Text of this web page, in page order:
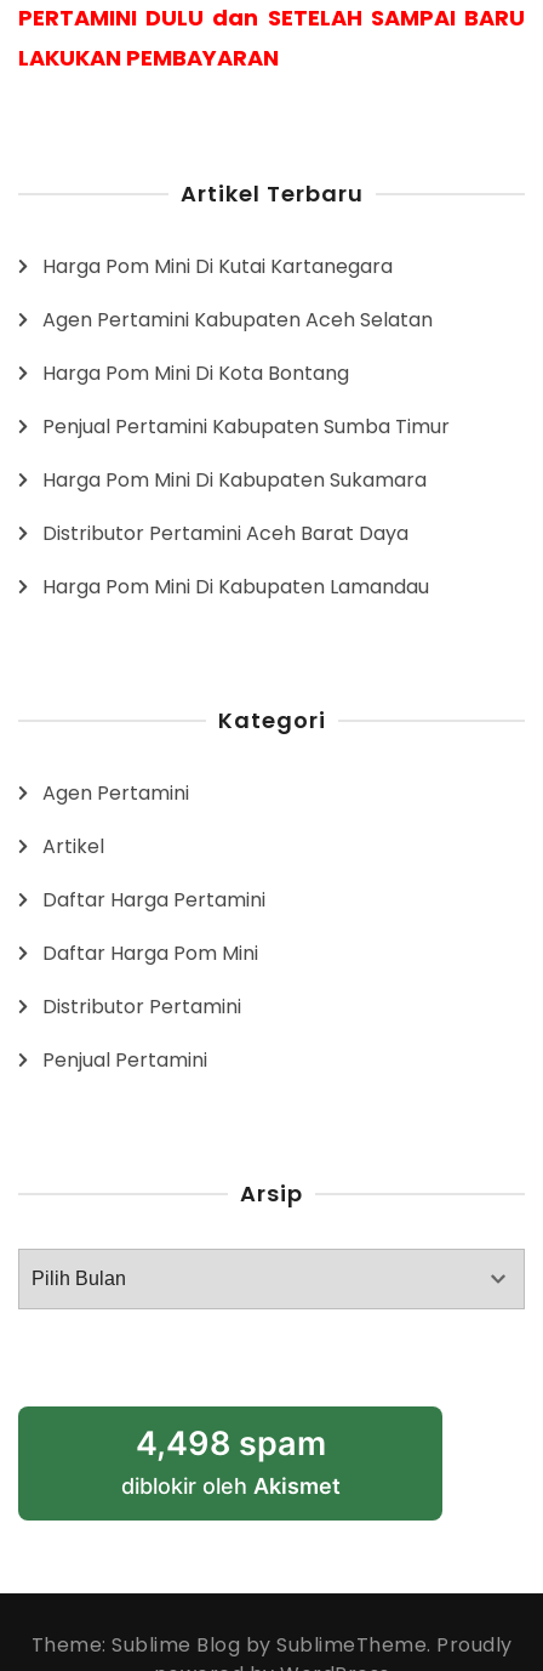
PERTAMINI DULU dan SETELAH SAMPAI BARU
LAKUKAN PEMBAYARAN
Artikel Terbaru
Harga Pom Mini Di Kutai Kartanegara
Agen Pertamini Kabupaten Aceh Selatan
Harga Pom Mini Di Kota Bontang
Penjual Pertamini Kabupaten Sumba Timur
Harga Pom Mini Di Kabupaten Sukamara
Distributor Pertamini Aceh Barat Daya
Harga Pom Mini Di Kabupaten Lamandau
Kategori
Agen Pertamini
Artikel
Daftar Harga Pertamini
Daftar Harga Pom Mini
Distributor Pertamini
Penjual Pertamini
Arsip
Arsip
4,498 spam
diblokir oleh Akismet
Theme: Sublime Blog by SublimeTheme. Proudly